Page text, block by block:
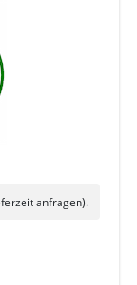
anfragen).